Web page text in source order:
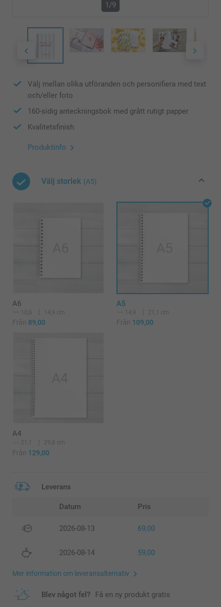
1/9
Välj mellan olika utföranden och personifiera med text
och/eller foto
160-sidig anteckningsbok med grått rutigt papper
Kvalitetsfinish
Produktinfo
Välj storlek (A5)
A6
10,6 14,9 cm
Från 89,00
A5
14,9 21,1 cm
Från 109,00
A4
21,1 29,8 cm
Från 129,00
Leverans
Datum Pris
2026-08-13 69,00
2026-08-14 59,00
Mer information om leveransalternativ
Blev något fel? Få en ny produkt gratis